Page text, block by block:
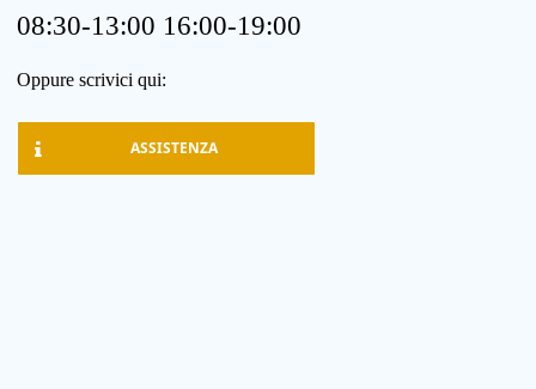
08:30-13:00 16:00-19:00
Oppure scrivici qui:
ASSISTENZA